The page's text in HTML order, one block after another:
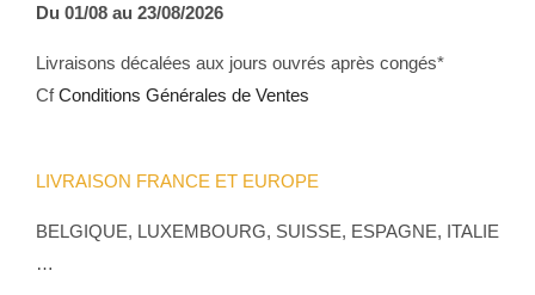
Du 01/08 au 23/08/2026
Livraisons décalées aux jours ouvrés après congés*
CfConditions Générales de Ventes
LIVRAISON FRANCE ET EUROPE
BELGIQUE, LUXEMBOURG, SUISSE, ESPAGNE, ITALIE
…